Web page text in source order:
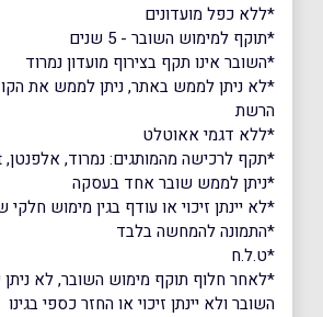
*ללא כפל מועדונים
*תוקף למימוש השובר - 5 שנים
*השובר אינו תקף בצירוף מועדון נמרוד
*לא ניתן לממש באתר, ניתן לממש את
הרשת
*ללא דגמי אאוטלט
*תקף לרכישה מהמותגים: נמרוד, אלפנטן, 21east
*ניתן לממש שובר אחד בעסקה
*לא יינתן זיכוי או עודף בגין מימוש
*התמונה להמחשה בלבד
*ט.ל.ח
*לאחר חלוף תוקף מימוש השובר, לא
השובר ולא יינתן זיכוי או החזר כספי בגינו